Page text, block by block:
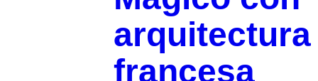
arquitectura
francesa